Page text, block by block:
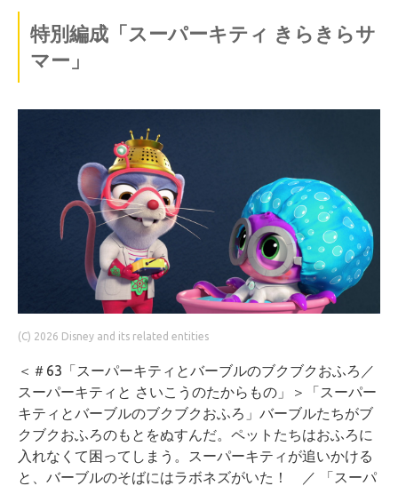
特別編成「スーパーキティ きらきらサ
マー」
(C) 2026 Disney and its related entities
＜＃63「スーパーキティとバーブルのブクブクおふろ／
スーパーキティと さいこうのたからもの」＞「スーパー
キティとバーブルのブクブクおふろ」バーブルたちがブ
クブクおふろのもとをぬすんだ。ペットたちはおふろに
入れなくて困ってしまう。スーパーキティが追いかける
と、バーブルのそばにはラボネズがいた！ ／ 「スーパ